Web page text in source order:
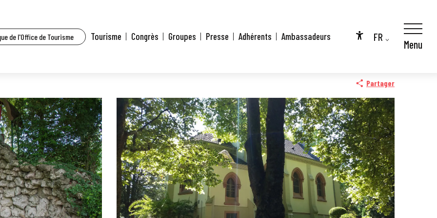
de l'Office de Tourisme
Accessibilité
FR
Tourisme Congrès Groupes Presse Adhérents Ambassadeurs
Menu
Partager